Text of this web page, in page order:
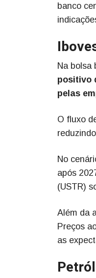
banco
Na bolsa
positivo
pelas
O fluxo
No
após
(USTR)
Além da
Preços
as